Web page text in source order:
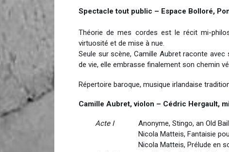
Spectacle tout public – Espace Bolloré,
Théorie de mes cordes est le récit mi-
virtuosité et de mise à nue.
Seule sur scène, Camille Aubret raconte
de vie, elle embrasse finalement son chemin
Répertoire baroque, musique irlandaise
Camille Aubret, violon – Cédric Hergault,
Acte I
Anonyme, Stingo, an Old
Nicola Matteis, Fantaisie
Nicola Matteis, Prélude en